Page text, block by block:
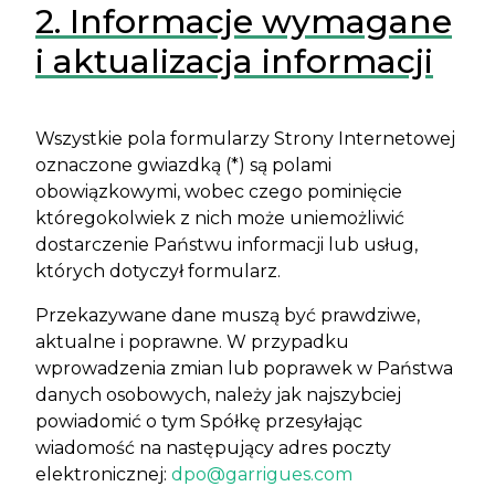
2. Informacje wymagane
i aktualizacja informacji
Wszystkie pola formularzy Strony Internetowej
oznaczone gwiazdką (*) są polami
obowiązkowymi, wobec czego pominięcie
któregokolwiek z nich może uniemożliwić
dostarczenie Państwu informacji lub usług,
których dotyczył formularz.
Przekazywane dane muszą być prawdziwe,
aktualne i poprawne. W przypadku
wprowadzenia zmian lub poprawek w Państwa
danych osobowych, należy jak najszybciej
powiadomić o tym Spółkę przesyłając
wiadomość na następujący adres poczty
elektronicznej: dpo@garrigues.com